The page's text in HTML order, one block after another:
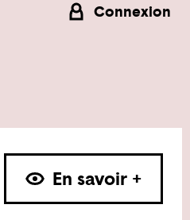
Connexion
En savoir +